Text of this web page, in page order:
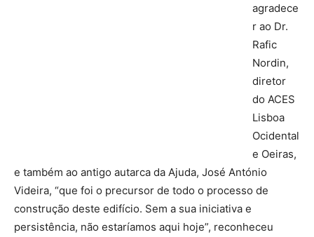
agradece
r ao Dr.
Rafic
Nordin,
diretor
do ACES
Lisboa
Ocidental
e Oeiras,
e também ao antigo autarca da Ajuda, José António
Videira, “que foi o precursor de todo o processo de
construção deste edifício. Sem a sua iniciativa e
persistência, não estaríamos aqui hoje”, reconheceu